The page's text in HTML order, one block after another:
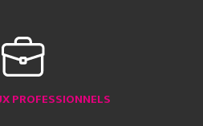
PROFESSIONNELS